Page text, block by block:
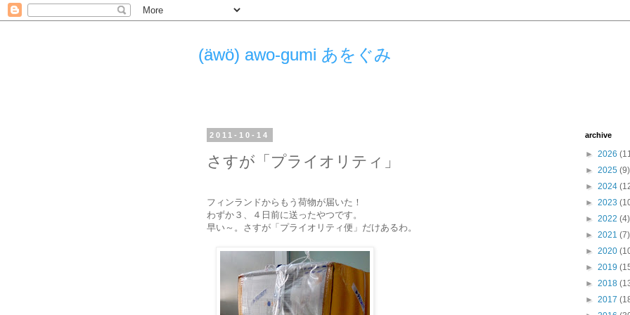
(äwö) awo-gumi あをぐみ
2011-10-14
さすが「プライオリティ」
フィンランドからもう荷物が届いた！
わずか３、４日前に送ったやつです。
早い～。さすが「プライオリティ便」だけあるわ。
archive
► 2026
► 2025 (9)
► 2024
► 2023
► 2022 (4)
► 2021 (7)
► 2020
► 2019
► 2018
► 2017